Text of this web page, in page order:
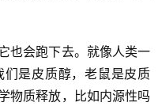
也会跑下去。就像人类一
是皮质醇，老鼠是皮质
物质释放，比如内源性吗